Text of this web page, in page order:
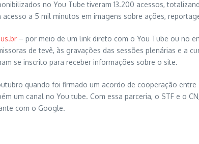
no You Tube tiveram 13.200 acessos,
a 5 mil minutos em imagens sobre ações,
– por meio de um link direto com o You Tube ou no
de tevê, às gravações das sessões plenárias e a
se inscrito para receber informações sobre o site.
quando foi firmado um acordo de cooperação
um canal no You tube. Com essa parceria, o STF e o
com o Google.